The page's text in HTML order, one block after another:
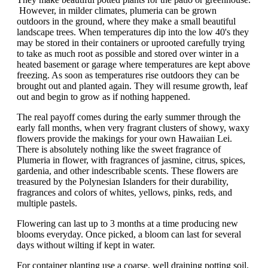
However, in milder climates, plumeria can be grown
outdoors in the ground, where they make a small beautiful
landscape trees. When temperatures dip into the low 40's they
may be stored in their containers or uprooted carefully trying
to take as much root as possible and stored over winter in a
heated basement or garage where temperatures are kept above
freezing. As soon as temperatures rise outdoors they can be
brought out and planted again. They will resume growth, leaf
out and begin to grow as if nothing happened.
The real payoff comes during the early summer through the
early fall months, when very fragrant clusters of showy, waxy
flowers provide the makings for your own Hawaiian Lei.
There is absolutely nothing like the sweet fragrance of
Plumeria in flower, with fragrances of jasmine, citrus, spices,
gardenia, and other indescribable scents. These flowers are
treasured by the Polynesian Islanders for their durability,
fragrances and colors of whites, yellows, pinks, reds, and
multiple pastels.
Flowering can last up to 3 months at a time producing new
blooms everyday. Once picked, a bloom can last for several
days without wilting if kept in water.
For container planting use a coarse, well draining potting soil,